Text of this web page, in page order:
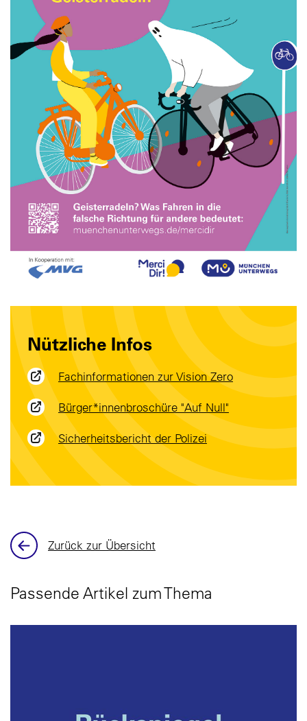
Nützliche Infos
Fachinformationen zur Vision Zero
Bürger*innenbroschüre "Auf Null"
Sicherheitsbericht der Polizei
Zurück zur Übersicht
Passende Artikel zum Thema